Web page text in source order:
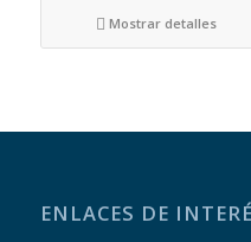
Mostrar detalles
ENLACES DE